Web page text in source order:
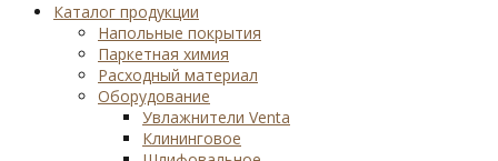
Каталог продукции
Напольные покрытия
Паркетная химия
Расходный материал
Оборудование
Увлажнители Venta
Клининговое